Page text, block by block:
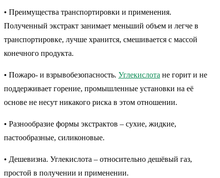
• Преимущества транспортировки и применения.
Полученный экстракт занимает меньший объем и легче в
транспортировке, лучше хранится, смешивается с массой
конечного продукта.
• Пожаро- и взрывобезопасность. Углекислота не горит и не
поддерживает горение, промышленные установки на её
основе не несут никакого риска в этом отношении.
• Разнообразие формы экстрактов – сухие, жидкие,
пастообразные, силиконовые.
• Дешевизна. Углекислота – относительно дешёвый газ,
простой в получении и применении.